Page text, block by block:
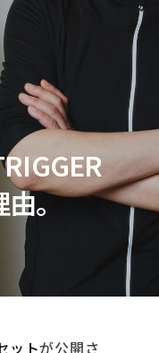
由。
ットが公開さ